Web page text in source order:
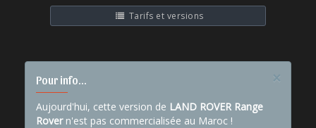
Tarifs et versions
×
Pour info...
Aujourd'hui, cette version de LAND ROVER Range
Rovern'est pas commercialisée au Maroc !